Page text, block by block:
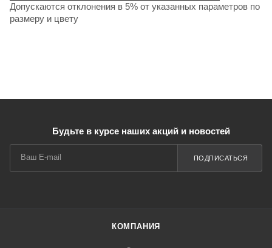
Допускаются отклонения в 5% от указанных параметров по
размеру и цвету
Будьте в курсе наших акций и новостей
ПОДПИСАТЬСЯ
КОМПАНИЯ